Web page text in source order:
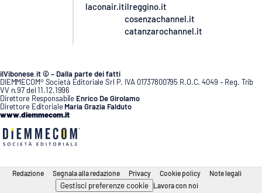
laconair.itilreggino.it
cosenzachannel.it
catanzarochannel.it
ilVibonese.it © – Dalla parte dei fatti
DIEMMECOM® Società Editoriale Srl P. IVA 01737800795 R.O.C. 4049 – Reg. Trib
VV n.97 del 11.12.1996
Direttore Responsabile Enrico De Girolamo
Direttore Editoriale Maria Grazia Falduto
www.diemmecom.it
Redazione Segnala alla redazione Privacy Cookie policy Note legali
Gestisci preferenze cookie Lavora con noi